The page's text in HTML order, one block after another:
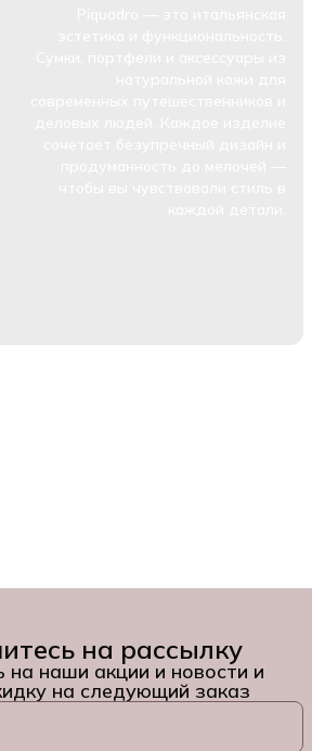
на рассылку
на наши акции и новости и
на следующий заказ